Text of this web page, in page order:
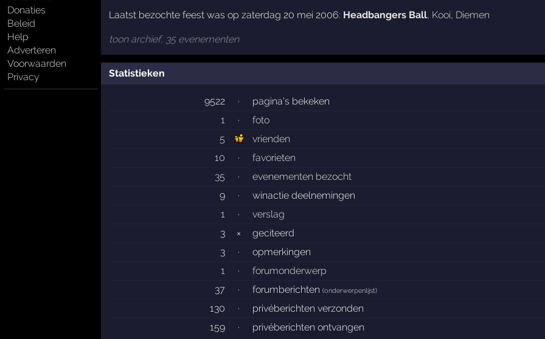
Donaties
Beleid
Help
Adverteren
Voorwaarden
Privacy
Laatst bezochte feest was op zaterdag 20 mei 2006: Headbangers Ball, Kooi, Diemen
toon archief, 35 evenementen
Statistieken
9522 ·
pagina's bekeken
1
·
foto
5
vrienden
10
·
favorieten
35
·
evenementen bezocht
9
·
winactie deelnemingen
1
·
verslag
3
×
geciteerd
3
·
opmerkingen
1
·
forumonderwerp
37
· forumberichten(onderwerpenlijst)
130 ·
privéberichten verzonden
159
· privéberichten ontvangen